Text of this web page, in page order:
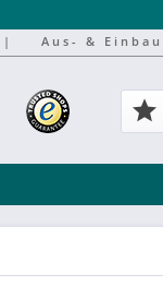
| Aus- &